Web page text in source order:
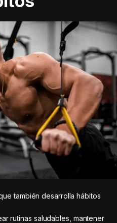
también desarrolla hábitos
rutinas saludables, mantener